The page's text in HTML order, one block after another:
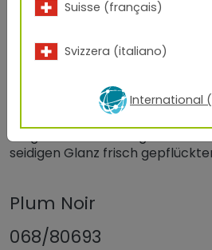
029/32090
Zeit der Ernte, Zeit des
Altweibersommers. Sie stecken
versorgen uns mit Vitaminen
bevorstehenden Winter. TIGER
fängt diese Stimmung ein und
seidigen Glanz frisch
Plum Noir
068/80693
Suisse (français)
Svizzera (italiano)
International